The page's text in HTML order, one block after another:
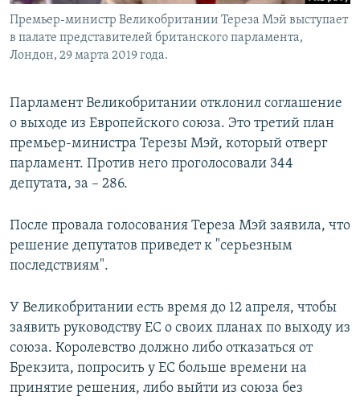
Премьер-министр Великобритании Тереза Мэй выступает
в палате представителей британского парламента,
Лондон, 29 марта 2019 года.
Парламент Великобритании отклонил соглашение
о выходе из Европейского союза. Это третий план
премьер-министра Терезы Мэй, который отверг
парламент. Против него проголосовали 344
депутата, за – 286.
После провала голосования Тереза Мэй заявила, что
решение депутатов приведет к "серьезным
последствиям".
У Великобритании есть время до 12 апреля, чтобы
заявить руководству ЕС о своих планах по выходу из
союза. Королевство должно либо отказаться от
Брекзита, попросить у ЕС больше времени на
принятие решения, либо выйти из союза без